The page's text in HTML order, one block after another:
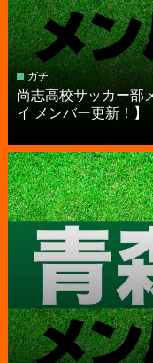
ガチ
尚志高校サッカー部
イ メンバー更新！】